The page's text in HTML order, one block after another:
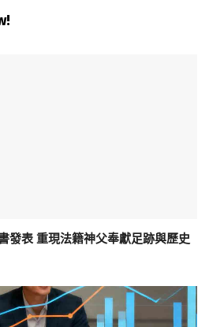
發表 重現法籍神父奉獻足跡與歷史